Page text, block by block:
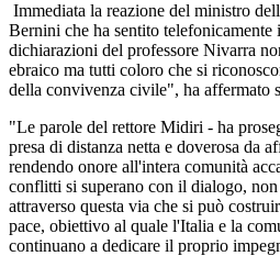
Immediata la reazione del ministro
Bernini che ha sentito
dichiarazioni del professore Nivarra
ebraico ma tutti coloro che si
della convivenza civile", ha affermato
"Le parole del rettore Midiri - ha
presa di distanza netta e doverosa da
rendendo onore all'intera comunità
conflitti si superano con il dialogo,
attraverso questa via che si può
pace, obiettivo al quale l'Italia e la
continuano a dedicare il proprio